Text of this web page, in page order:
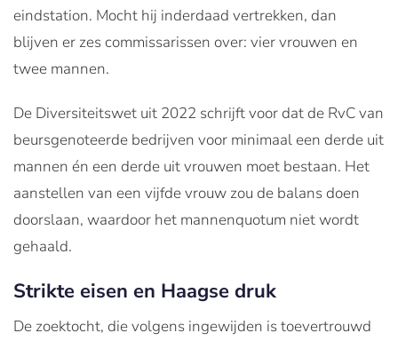
eindstation. Mocht hij inderdaad vertrekken, dan
blijven er zes commissarissen over: vier vrouwen en
twee mannen.
De Diversiteitswet uit 2022 schrijft voor dat de RvC van
beursgenoteerde bedrijven voor minimaal een derde uit
mannen én een derde uit vrouwen moet bestaan. Het
aanstellen van een vijfde vrouw zou de balans doen
doorslaan, waardoor het mannenquotum niet wordt
gehaald.
Strikte eisen en Haagse druk
De zoektocht, die volgens ingewijden is toevertrouwd